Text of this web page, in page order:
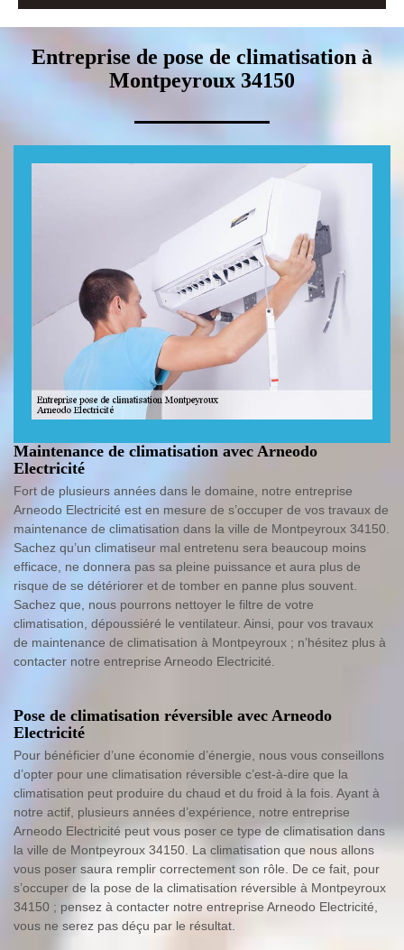
Entreprise de pose de climatisation à
Montpeyroux 34150
Maintenance de climatisation avec Arneodo
Electricité
Fort de plusieurs années dans le domaine, notre entreprise
Arneodo Electricité est en mesure de s’occuper de vos travaux de
maintenance de climatisation dans la ville de Montpeyroux 34150.
Sachez qu’un climatiseur mal entretenu sera beaucoup moins
efficace, ne donnera pas sa pleine puissance et aura plus de
risque de se détériorer et de tomber en panne plus souvent.
Sachez que, nous pourrons nettoyer le filtre de votre
climatisation, dépoussiéré le ventilateur. Ainsi, pour vos travaux
de maintenance de climatisation à Montpeyroux ; n’hésitez plus à
contacter notre entreprise Arneodo Electricité.
Pose de climatisation réversible avec Arneodo
Electricité
Pour bénéficier d’une économie d’énergie, nous vous conseillons
d’opter pour une climatisation réversible c’est-à-dire que la
climatisation peut produire du chaud et du froid à la fois. Ayant à
notre actif, plusieurs années d’expérience, notre entreprise
Arneodo Electricité peut vous poser ce type de climatisation dans
la ville de Montpeyroux 34150. La climatisation que nous allons
vous poser saura remplir correctement son rôle. De ce fait, pour
s’occuper de la pose de la climatisation réversible à Montpeyroux
34150 ; pensez à contacter notre entreprise Arneodo Electricité,
vous ne serez pas déçu par le résultat.